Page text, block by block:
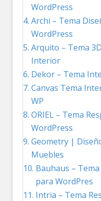
WordPress
Archi – Tema
WordPress
Arquito – Tema
Interior
Dekor – Tema
Canvas Tema
WP
ORIEL – Tema
WordPress
Geometry |
Muebles
Bauhaus –
para WordPres
Intria – Tema